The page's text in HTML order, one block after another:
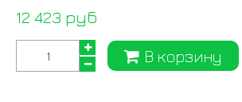
12 423 руб
В корзину